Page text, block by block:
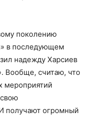
поколению
в последующем
надежду Харсиев
Вообще, считаю, что
мероприятий
получают огромный